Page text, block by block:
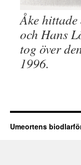
Åke
och Hans
tog över
1996.
Umeortens